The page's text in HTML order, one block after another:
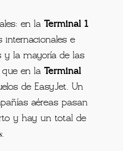
en la Terminal 1
internacionales e
y la mayoría de las
que en laTerminal
de EasyJet. Un
aéreas pasan
y hay un total de
.